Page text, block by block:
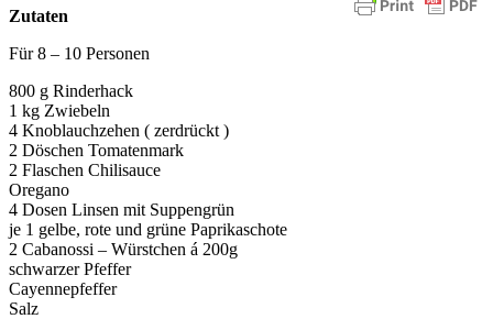
Zutaten
Für 8 – 10 Personen
800 g Rinderhack
1 kg Zwiebeln
4 Knoblauchzehen ( zerdrückt )
2 Döschen Tomatenmark
2 Flaschen Chilisauce
Oregano
4 Dosen Linsen mit Suppengrün
je 1 gelbe, rote und grüne Paprikaschote
2 Cabanossi – Würstchen á 200g
schwarzer Pfeffer
Cayennepfeffer
Salz